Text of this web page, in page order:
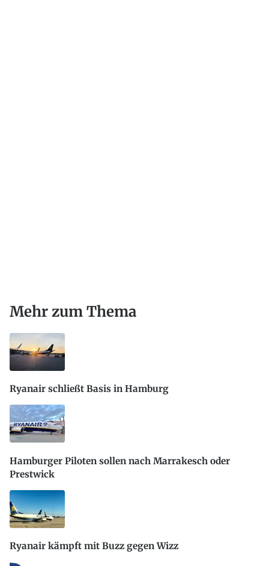
Mehr zum Thema
Ryanair schließt Basis in Hamburg
Hamburger Piloten sollen nach Marrakesch oder
Prestwick
Ryanair kämpft mit Buzz gegen Wizz